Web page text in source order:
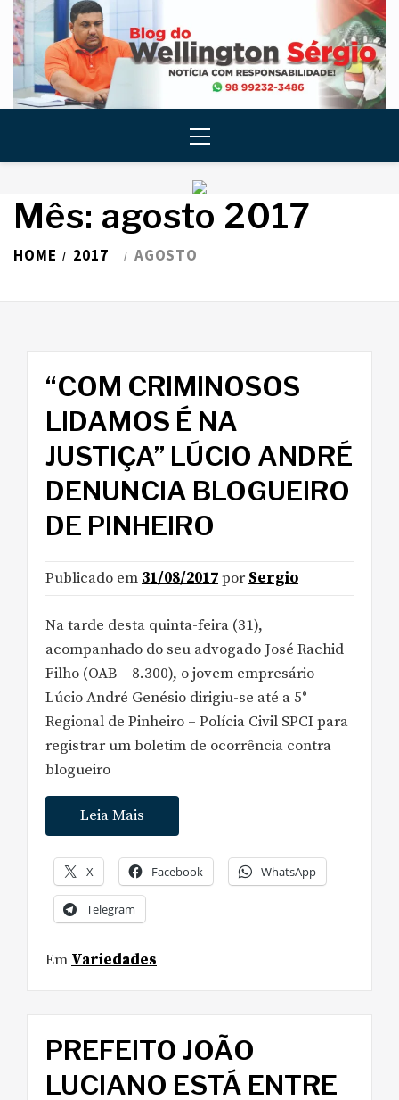
Skip
content
Menu
Mês: agosto 2017
HOME 2017 AGOSTO
“COM CRIMINOSOS
LIDAMOS É NA
JUSTIÇA” LÚCIO ANDRÉ
DENUNCIA BLOGUEIRO
DE PINHEIRO
Publicado em 31/08/2017por Sergio
Na tarde desta quinta-feira (31),
acompanhado do seu advogado José Rachid
Filho (OAB – 8.300), o jovem empresário
Lúcio André Genésio dirigiu-se até a 5°
Regional de Pinheiro – Polícia Civil SPCI para
registrar um boletim de ocorrência contra
blogueiro
Leia Mais
X Facebook WhatsApp
Telegram
EmVariedades
PREFEITO JOÃO
LUCIANO ESTÁ ENTRE